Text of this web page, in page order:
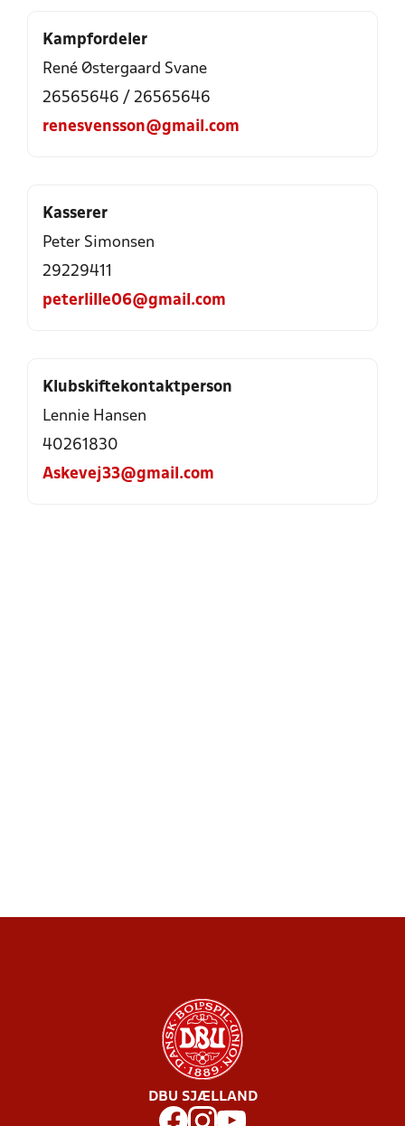
Kampfordeler
René Østergaard Svane
26565646 / 26565646
renesvensson@gmail.com
Kasserer
Peter Simonsen
29229411
peterlille06@gmail.com
Klubskiftekontaktperson
Lennie Hansen
40261830
Askevej33@gmail.com
DBU SJÆLLAND